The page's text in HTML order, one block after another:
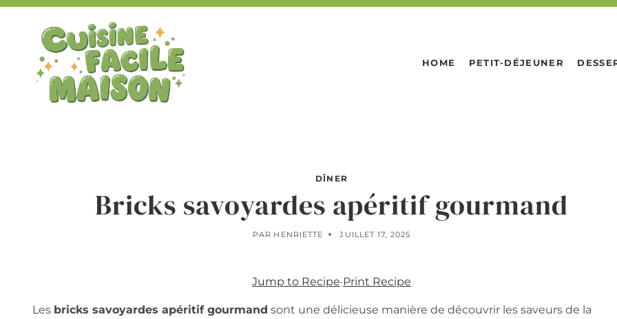
Aller
contenu
HOME PETIT-DÉJEUNER
DÎNER
Bricks savoyardes apéritif gourmand
PAR HENRIETTE JUILLET 17, 2025
Jump to Recipe·Print Recipe
Les bricks savoyardes apéritif gourmand sont une délicieuse manière de découvrir les saveurs de la